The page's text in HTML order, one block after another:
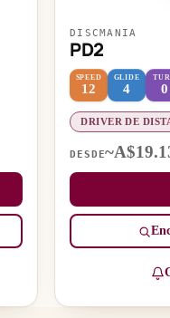
DISCMANIA
PD2
SPEED
12
GLIDE
4 0
DRIVER DE
DESDE